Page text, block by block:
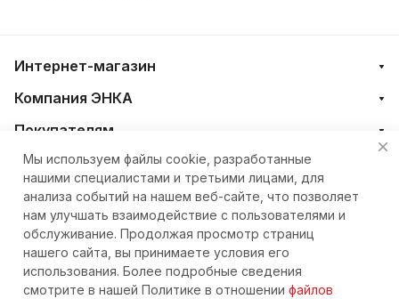
Интернет-магазин
Компания ЭНКА
Покупателям
+7 (4212) 23-33-33
eshop@nkteh.ru
© 2026 Интернет-магазин ЭНКА техника
Мы используем файлы cookie, разработанные
нашими специалистами и третьими лицами, для
анализа событий на нашем веб-сайте, что позволяет
нам улучшать взаимодействие с пользователями и
обслуживание. Продолжая просмотр страниц
нашего сайта, вы принимаете условия его
использования. Более подробные сведения
смотрите в нашей Политике в отношении файлов